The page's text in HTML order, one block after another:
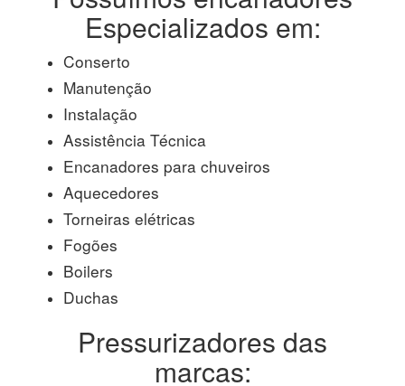
Especializados em:
Conserto
Manutenção
Instalação
Assistência Técnica
Encanadores para chuveiros
Aquecedores
Torneiras elétricas
Fogões
Boilers
Duchas
Pressurizadores das
marcas: